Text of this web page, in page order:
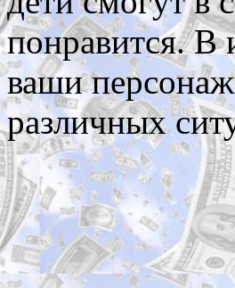
понравится. В
ваши
различных